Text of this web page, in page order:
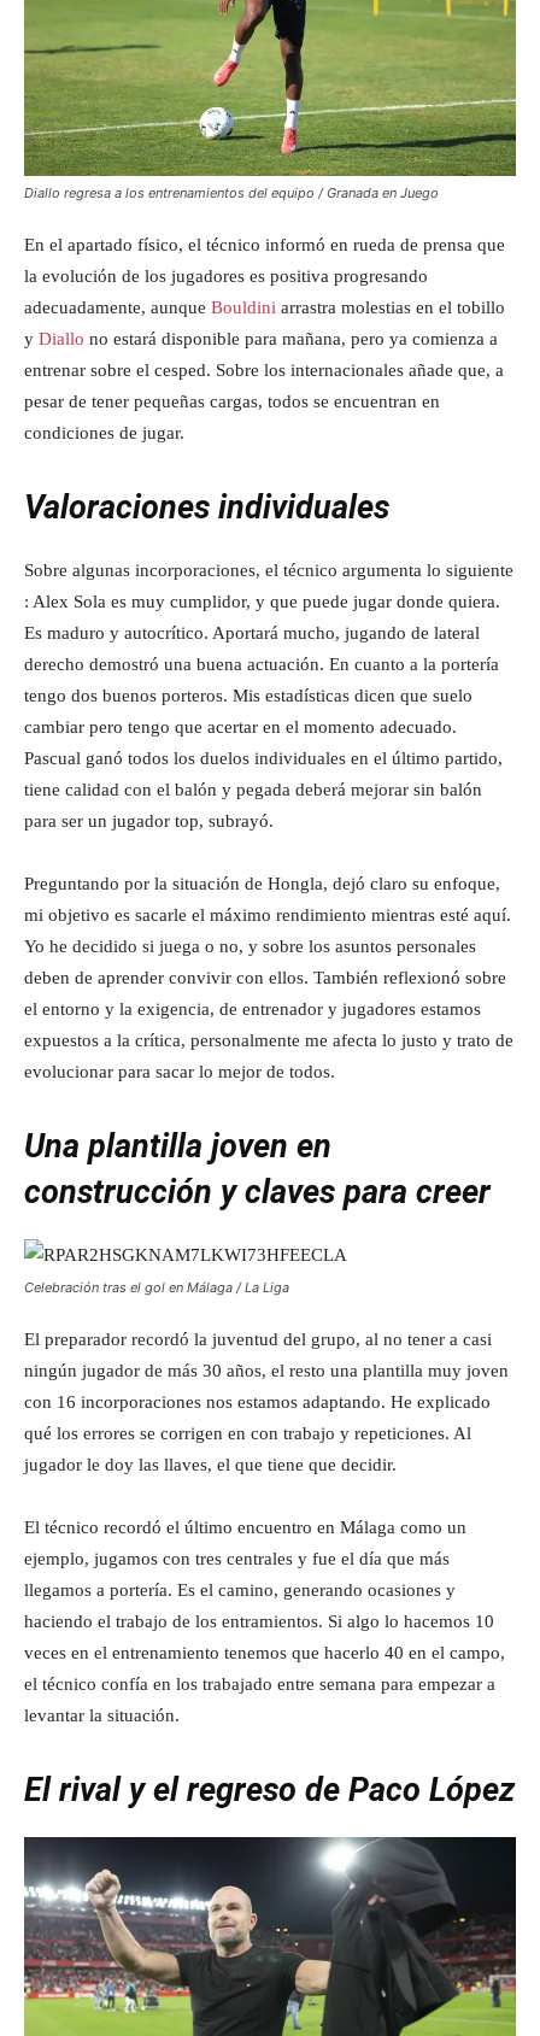
Diallo regresa a los entrenamientos del equipo / Granada en Juego
En el apartado físico, el técnico informó en rueda de prensa que
la evolución de los jugadores es positiva progresando
adecuadamente, aunque Bouldini arrastra molestias en el tobillo
y Diallo no estará disponible para mañana, pero ya comienza a
entrenar sobre el cesped. Sobre los internacionales añade que, a
pesar de tener pequeñas cargas, todos se encuentran en
condiciones de jugar.
Valoraciones individuales
Sobre algunas incorporaciones, el técnico argumenta lo siguiente
: Alex Sola es muy cumplidor, y que puede jugar donde quiera.
Es maduro y autocrítico. Aportará mucho, jugando de lateral
derecho demostró una buena actuación. En cuanto a la portería
tengo dos buenos porteros. Mis estadísticas dicen que suelo
cambiar pero tengo que acertar en el momento adecuado.
Pascual ganó todos los duelos individuales en el último partido,
tiene calidad con el balón y pegada deberá mejorar sin balón
para ser un jugador top, subrayó.
Preguntando por la situación de Hongla, dejó claro su enfoque,
mi objetivo es sacarle el máximo rendimiento mientras esté aquí.
Yo he decidido si juega o no, y sobre los asuntos personales
deben de aprender convivir con ellos. También reflexionó sobre
el entorno y la exigencia, de entrenador y jugadores estamos
expuestos a la crítica, personalmente me afecta lo justo y trato de
evolucionar para sacar lo mejor de todos.
Una plantilla joven en
construcción y claves para creer
Celebración tras el gol en Málaga / La Liga
El preparador recordó la juventud del grupo, al no tener a casi
ningún jugador de más 30 años, el resto una plantilla muy joven
con 16 incorporaciones nos estamos adaptando. He explicado
qué los errores se corrigen en con trabajo y repeticiones. Al
jugador le doy las llaves, el que tiene que decidir.
El técnico recordó el último encuentro en Málaga como un
ejemplo, jugamos con tres centrales y fue el día que más
llegamos a portería. Es el camino, generando ocasiones y
haciendo el trabajo de los entramientos. Si algo lo hacemos 10
veces en el entrenamiento tenemos que hacerlo 40 en el campo,
el técnico confía en los trabajado entre semana para empezar a
levantar la situación.
El rival y el regreso de Paco López